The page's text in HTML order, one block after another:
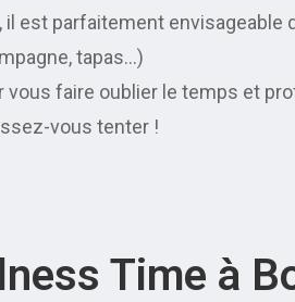
il est parfaitement
tapas…)
vous faire oublier le temps et
vous tenter !
Time à